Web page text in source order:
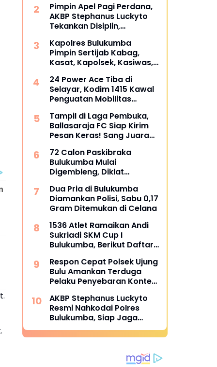
dipertanyakan
Pimpin Apel Pagi Perdana,
AKBP Stephanus Luckyto
Tekankan Disiplin,
terhadap Organisasi
Kapolres Bulukumba
Pimpin Sertijab Kabag,
Kasat, Kapolsek, Kasiwas,
ini daftarnya
24 Power Ace Tiba di
Selayar, Kodim 1415 Kawal
Penguatan Mobilitas
Tampil di Laga Pembuka,
Ballasaraja FC Siap Kirim
Pesan Keras! Sang Juara
Sempurna di Piala
Kemerdekaan Bulukumpa
2026
72 Calon Paskibraka
Bulukumba Mulai
Digembleng, Diklat
Dua Pria di Bulukumba
Diamankan Polisi, Sabu 0,17
Gram Ditemukan di Celana
1536 Atlet Ramaikan Andi
Sukriadi SKM Cup I
Bulukumba, Berikut Daftar
Respon Cepat Polsek Ujung
Bulu Amankan Terduga
Pelaku Penyebaran Konten
AKBP Stephanus Luckyto
Resmi Nahkodai Polres
Bulukumba, Siap Jaga
Kondusivitas Wilayah